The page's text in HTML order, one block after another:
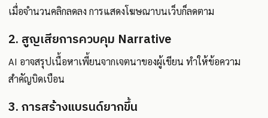
เมื่อจำนวนคลิกลดลง การแสดงโฆษณาบนเว็บก็ลดตาม
2. สูญเสียการควบคุม Narrative
AI อาจสรุปเนื้อหาเพี้ยนจากเจตนาของผู้เขียน ทำให้ข้อความ
สำคัญบิดเบือน
3. การสร้างแบรนด์ยากขึ้น